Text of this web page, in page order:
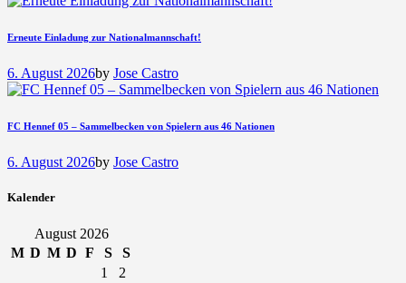
Erneute Einladung zur Nationalmannschaft!
6. August 2026by Jose Castro
FC Hennef 05 – Sammelbecken von Spielern aus 46 Nationen
6. August 2026by Jose Castro
Kalender
August 2026
M D M D F S
S
1
2